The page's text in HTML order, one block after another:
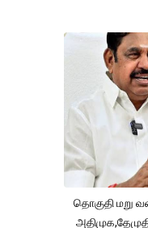
தொகுதி மறு